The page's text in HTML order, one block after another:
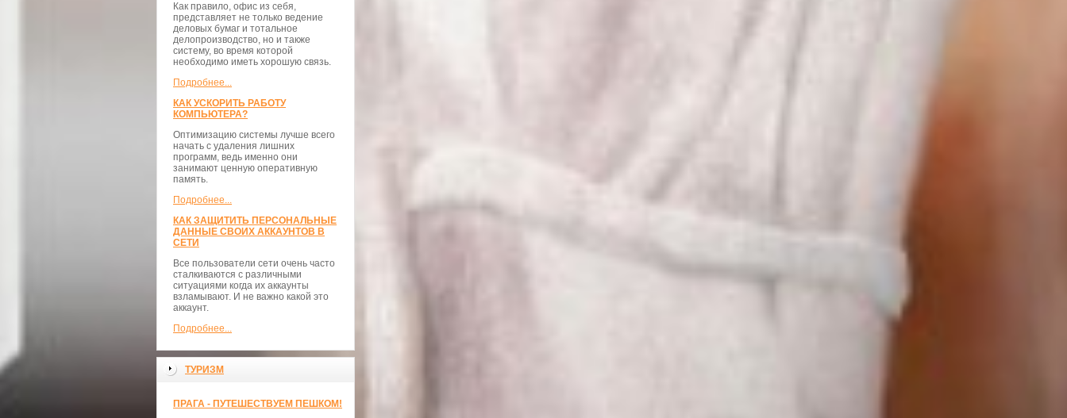
Как правило, офис из себя,
представляет не только ведение
деловых бумаг и тотальное
делопроизводство, но и также
систему, во время которой
необходимо иметь хорошую связь.
Подробнее...
КАК УСКОРИТЬ РАБОТУ
КОМПЬЮТЕРА?
Оптимизацию системы лучше всего
начать с удаления лишних
программ, ведь именно они
занимают ценную оперативную
память.
Подробнее...
КАК ЗАЩИТИТЬ ПЕРСОНАЛЬНЫЕ
ДАННЫЕ СВОИХ АККАУНТОВ В
СЕТИ
Все пользователи сети очень часто
сталкиваются с различными
ситуациями когда их аккаунты
взламывают. И не важно какой это
аккаунт.
Подробнее...
ТУРИЗМ
ПРАГА - ПУТЕШЕСТВУЕМ ПЕШКОМ!